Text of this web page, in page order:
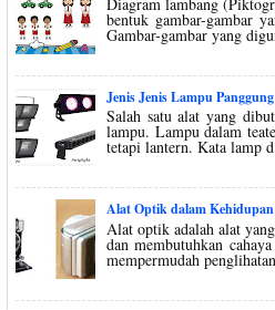
bentuk gambar-gambar
Gambar-gambar yang
Jenis Jenis Lampu
Salah satu alat yang
lampu. Lampu dalam
tetapi lantern. Kata lamp
Alat Optik dalam
Alat optik adalah alat
dan membutuhkan
mempermudah